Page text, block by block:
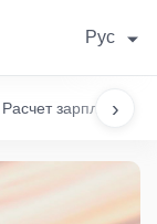
Рус
›
Расчет зарплаты